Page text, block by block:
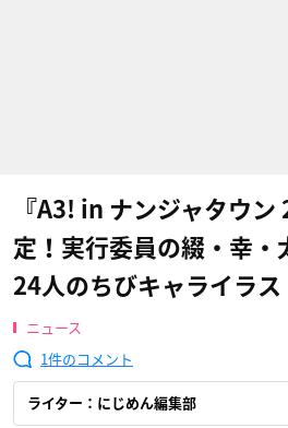
『A3! in ナンジャタウ
定！実行委員の綴・幸・
24人のちびキャライラス
ニュース
1
ライター：にじめん編集部